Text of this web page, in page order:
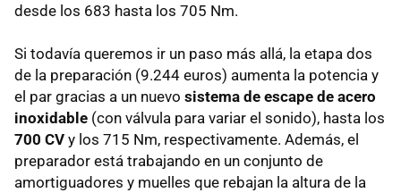
desde los 683 hasta los 705 Nm.
Si todavía queremos ir un paso más allá, la etapa dos
de la preparación (9.244 euros) aumenta la potencia y
el par gracias a un nuevo sistema de escape de acero
inoxidable (con válvula para variar el sonido), hasta los
700 CV y los 715 Nm, respectivamente. Además, el
preparador está trabajando en un conjunto de
amortiguadores y muelles que rebajan la altura de la